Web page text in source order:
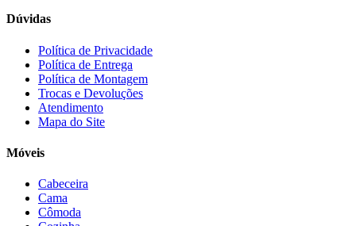
Cotherm(2)
D' Doro Móveis
Dako(23)
Demóbile(13)
Dômina
Doripel
Dúvidas
Política de Privacidade
Política de Entrega
Política de Montagem
Trocas e Devoluções
Atendimento
Mapa do Site
Móveis
Cabeceira
Cama
Cômoda